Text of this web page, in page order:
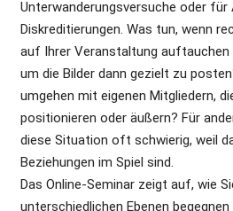
Unterwanderungsversuche oder
Diskreditierungen. Was tun, wenn
auf Ihrer Veranstaltung
um die Bilder dann gezielt zu
umgehen mit eigenen Mitgliedern,
positionieren oder äußern? Für
diese Situation oft schwierig, weil
Beziehungen im Spiel sind.
Das Online-Seminar zeigt auf, wie
unterschiedlichen Ebenen